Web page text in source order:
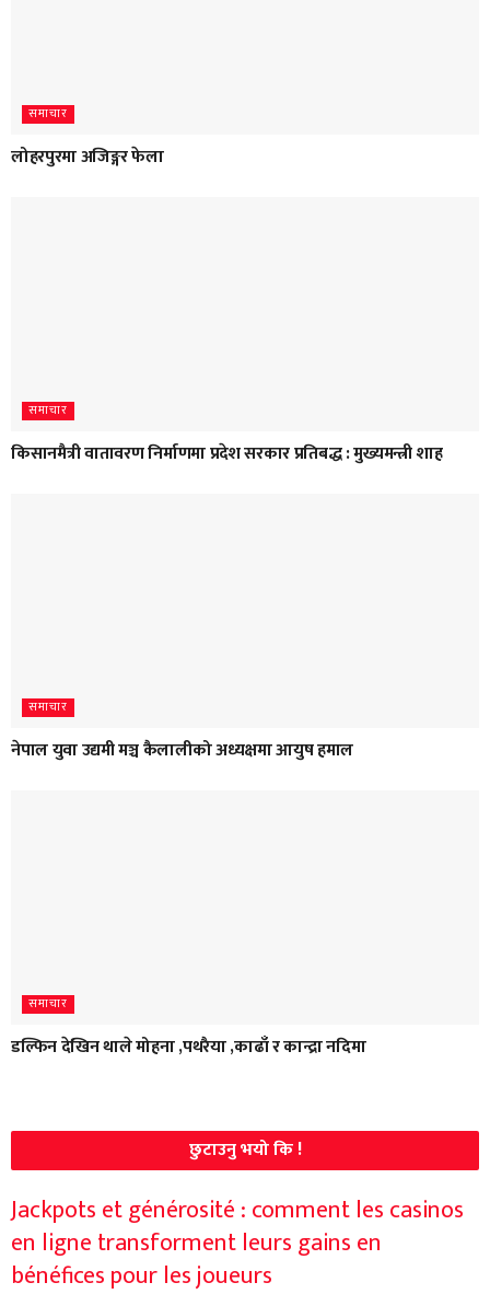
समाचार
लोहरपुरमा अजिङ्गर फेला
समाचार
किसानमैत्री वातावरण निर्माणमा प्रदेश सरकार प्रतिबद्ध : मुख्यमन्त्री शाह
समाचार
नेपाल युवा उद्यमी मञ्च कैलालीको अध्यक्षमा आयुष हमाल
समाचार
डल्फिन देखिन थाले मोहना ,पथरैया ,काढाँ र कान्द्रा नदिमा
छुटाउनु भयो कि !
Jackpots et générosité : comment les casinos
en ligne transforment leurs gains en
bénéfices pour les joueurs